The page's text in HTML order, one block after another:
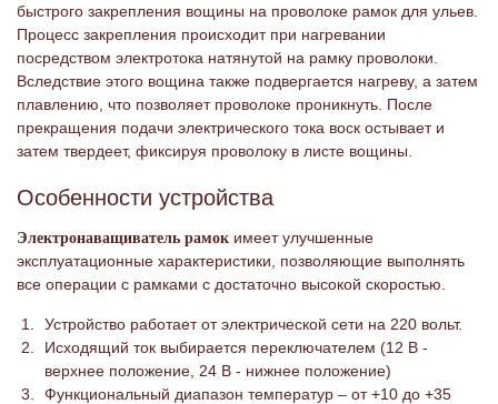
быстрого закрепления вощины на проволоке рамок для ульев.
Процесс закрепления происходит при нагревании
посредством электротока натянутой на рамку проволоки.
Вследствие этого вощина также подвергается нагреву, а затем
плавлению, что позволяет проволоке проникнуть. После
прекращения подачи электрического тока воск остывает и
затем твердеет, фиксируя проволоку в листе вощины.
Особенности устройства
Электронаващиватель рамок имеет улучшенные
эксплуатационные характеристики, позволяющие выполнять
все операции с рамками с достаточно высокой скоростью.
Устройство работает от электрической сети на 220 вольт.
Исходящий ток выбирается переключателем (12 В -
верхнее положение, 24 В - нижнее положение)
Функциональный диапазон температур – от +10 до +35